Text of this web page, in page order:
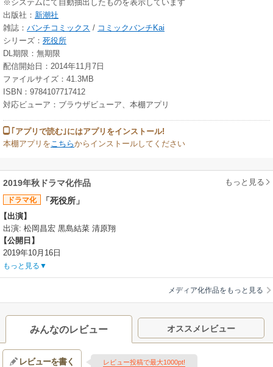
※システムにて自動抽出したものを表示しています
出版社： 新潮社
雑誌： バンチコミックス / コミックバンチKai
シリーズ： 死役所
DL期限：無期限
配信開始日：2014年11月7日
ファイルサイズ：41.3MB
ISBN：9784107717412
対応ビューア：ブラウザビューア、本棚アプリ
｢アプリで読む｣にはアプリをインストール!
本棚アプリを こちらからインストールしてください
2019年秋ドラマ化作品 もっと見る
ドラマ化 「死役所」
出演】
出演: 松岡昌宏 黒島結菜 清原翔
公開日】
2019年10月16日
もっと見る
メディア化作品をもっと見る
みんなのレビュー オススメレビュー
レビューを書く レビュー投稿で最大1000pt!